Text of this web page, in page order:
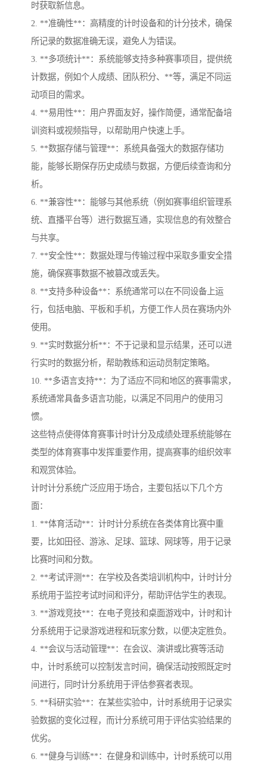
时获取新信息。
2. **准确性**：高精度的计时设备和的计分技术，确保
所记录的数据准确无误，避免人为错误。
3. **多项统计**：系统能够支持多种赛事项目，提供统
计数据，例如个人成绩、团队积分、**等，满足不同运
动项目的需求。
4. **易用性**：用户界面友好，操作简便，通常配备培
训资料或视频指导，以帮助用户快速上手。
5. **数据存储与管理**：系统具备强大的数据存储功
能，能够长期保存历史成绩与数据，方便后续查询和分
析。
6. **兼容性**：能够与其他系统（例如赛事组织管理系
统、直播平台等）进行数据互通，实现信息的有效整合
与共享。
7. **安全性**：数据处理与传输过程中采取多重安全措
施，确保赛事数据不被篡改或丢失。
8. **支持多种设备**：系统通常可以在不同设备上运
行，包括电脑、平板和手机，方便工作人员在赛场内外
使用。
9. **实时数据分析**：不于记录和显示结果，还可以进
行实时的数据分析，帮助教练和运动员制定策略。
10. **多语言支持**：为了适应不同和地区的赛事需求，
系统通常具备多语言功能，以满足不同用户的使用习
惯。
这些特点使得体育赛事计时计分及成绩处理系统能够在
类型的体育赛事中发挥重要作用，提高赛事的组织效率
和观赏体验。
计时计分系统广泛应用于场合，主要包括以下几个方
面：
1. **体育活动**：计时计分系统在各类体育比赛中重
要，比如田径、游泳、足球、篮球、网球等，用于记录
比赛时间和分数。
2. **考试评测**：在学校及各类培训机构中，计时计分
系统用于监控考试时间和评分，帮助评估学生的表现。
3. **游戏竞技**：在电子竞技和桌面游戏中，计时和计
分系统用于记录游戏进程和玩家分数，以便决定胜负。
4. **会议与活动管理**：在会议、演讲或比赛等活动
中，计时系统可以控制发言时间，确保活动按照既定时
间进行，同时计分系统用于评估参赛者表现。
5. **科研实验**：在某些实验中，计时系统用于记录实
验数据的变化过程，而计分系统可用于评估实验结果的
优劣。
6. **健身与训练**：在健身和训练中，计时系统可以用